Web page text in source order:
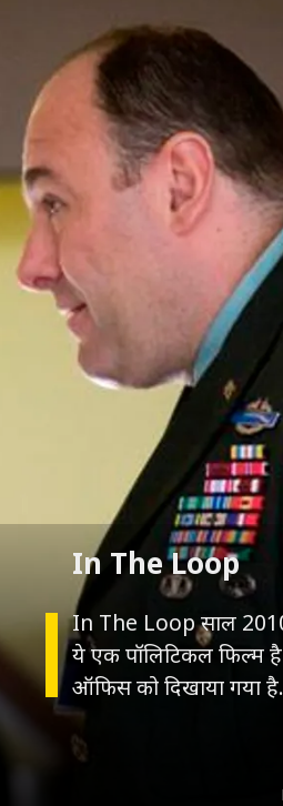
In The Loop साल
ये एक पॉलिटिकल फिल्म
ऑफिस को दिखाया गया है.
In The Loop